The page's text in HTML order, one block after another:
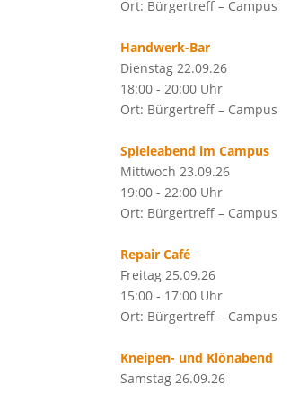
Ort: Bürgertreff – Campus
Handwerk-Bar
Dienstag 22.09.26
18:00 - 20:00 Uhr
Ort: Bürgertreff – Campus
Spieleabend im Campus
Mittwoch 23.09.26
19:00 - 22:00 Uhr
Ort: Bürgertreff – Campus
Repair Café
Freitag 25.09.26
15:00 - 17:00 Uhr
Ort: Bürgertreff – Campus
Kneipen- und Klönabend
Samstag 26.09.26